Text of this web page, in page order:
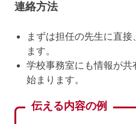
連絡方法
まずは担任の先生に直
ます。
学校事務室にも情報が
始まります。
伝える内容の例